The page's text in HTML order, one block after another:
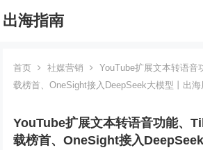
出海指南
首页 社媒营销
YouTube扩展文本转语音
载榜首、OneSight接入DeepSeek大模型丨出海
YouTube扩展文本转语音功能、
载榜首、OneSight接入